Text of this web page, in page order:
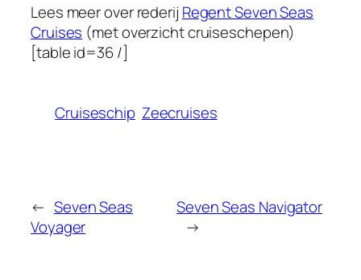
Lees meer over rederij Regent Seven Seas
Cruises (met overzicht cruiseschepen)
[table id=36 /]
Cruiseschip Zeecruises
← Seven Seas
Voyager
Seven Seas Navigator
→